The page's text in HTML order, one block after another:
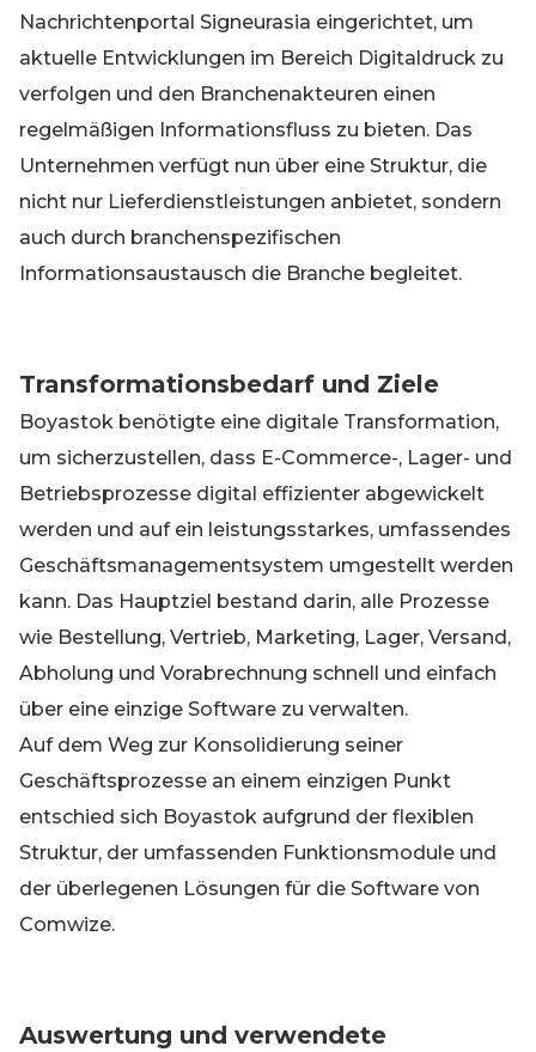
Nachrichtenportal Signeurasia eingerichtet, um
aktuelle Entwicklungen im Bereich Digitaldruck zu
verfolgen und den Branchenakteuren einen
regelmäßigen Informationsfluss zu bieten. Das
Unternehmen verfügt nun über eine Struktur, die
nicht nur Lieferdienstleistungen anbietet, sondern
auch durch branchenspezifischen
Informationsaustausch die Branche begleitet.
Transformationsbedarf und Ziele
Boyastok benötigte eine digitale Transformation,
um sicherzustellen, dass E-Commerce-, Lager- und
Betriebsprozesse digital effizienter abgewickelt
werden und auf ein leistungsstarkes, umfassendes
Geschäftsmanagementsystem umgestellt werden
kann. Das Hauptziel bestand darin, alle Prozesse
wie Bestellung, Vertrieb, Marketing, Lager, Versand,
Abholung und Vorabrechnung schnell und einfach
über eine einzige Software zu verwalten.
Auf dem Weg zur Konsolidierung seiner
Geschäftsprozesse an einem einzigen Punkt
entschied sich Boyastok aufgrund der flexiblen
Struktur, der umfassenden Funktionsmodule und
der überlegenen Lösungen für die Software von
Comwize.
Auswertung und verwendete